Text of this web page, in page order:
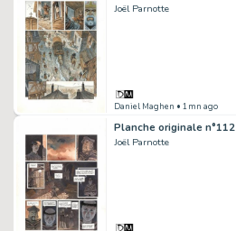
Joël Parnotte
Daniel Maghen • 1mn ago
Joël Parnotte